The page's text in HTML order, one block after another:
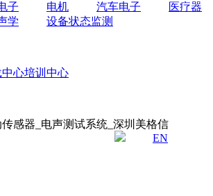
子 电机 汽车电子
医疗器
学 设备状态监测
心培训中心
EN